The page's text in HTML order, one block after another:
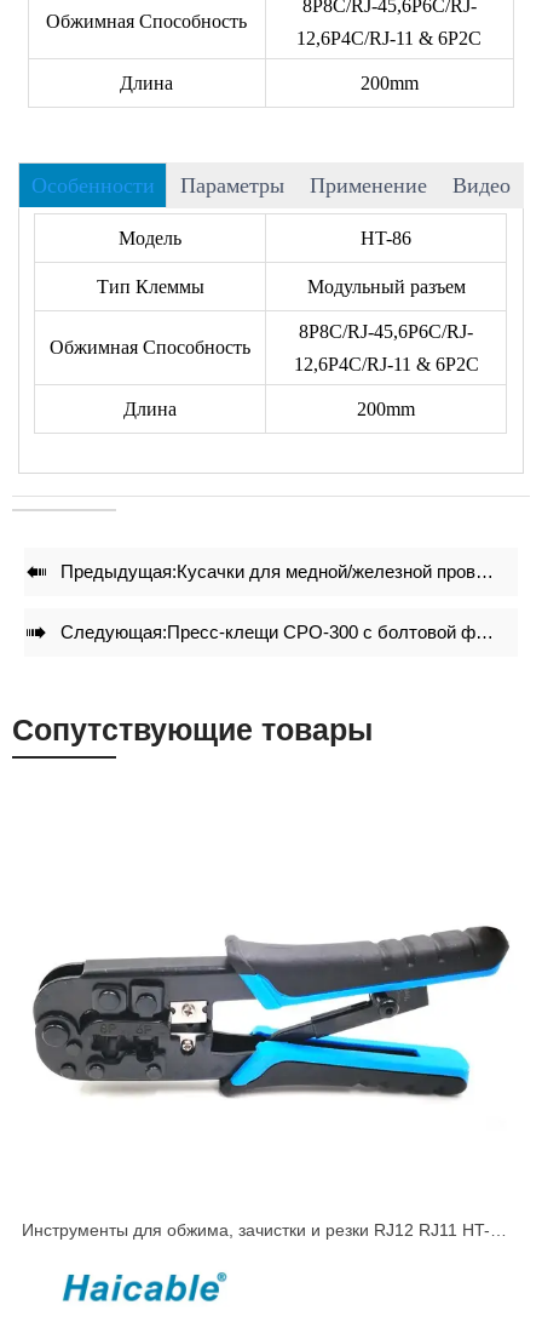
Обжимная Способность
8P8C/RJ-45,6P6C/RJ-
12,6P4C/RJ-11 & 6P2C
Длина 200mm
Особенности Параметры Применение Видео
Модель HT-86
Тип Клеммы Модульный разъем
Обжимная Способность
8P8C/RJ-45,6P6C/RJ-
12,6P4C/RJ-11 & 6P2C
Длина 200mm
• Роскошная рама изготовлена из стали, легкая и
компактная.
• Обрезка и зачистка провода за одну операцию, просто
• С круглым съемником кабеля
 Предыдущая:Кусачки для медной/железной проволоки до 1,5 мм KC-525S
 Следующая:Пресс-клещи CPO-300 с болтовой фиксацией головки для кабелей 16-300мм²
Сопутствующие товары
Инструменты для обжима, зачистки и резки RJ12 RJ11 HT-